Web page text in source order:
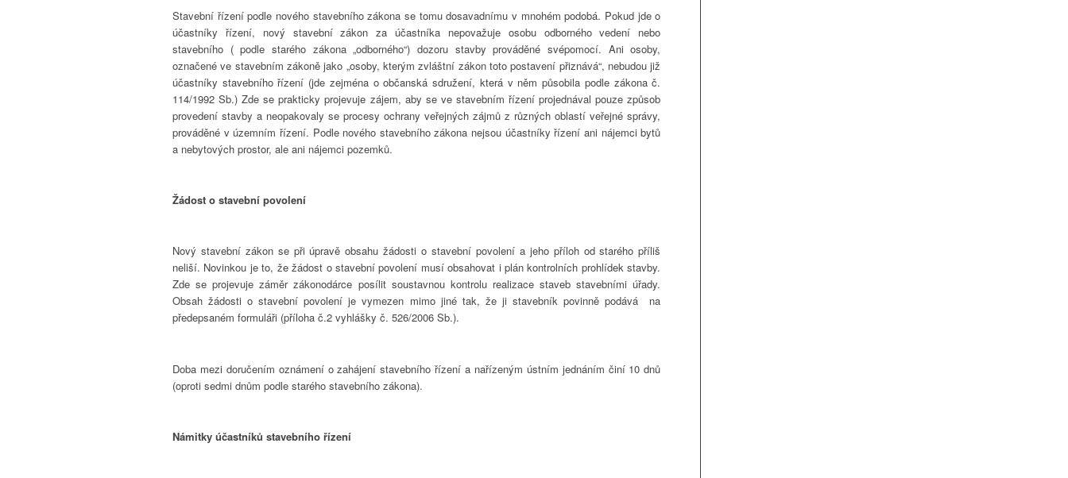
Stavební řízení podle nového stavebního zákona se tomu dosavadnímu v mnohém podobá. Pokud jde o
účastníky řízení, nový stavební zákon za účastníka nepovažuje osobu odborného vedení nebo
stavebního ( podle starého zákona „odborného“) dozoru stavby prováděné svépomocí. Ani osoby,
označené ve stavebním zákoně jako „osoby, kterým zvláštní zákon toto postavení přiznává“, nebudou již
účastníky stavebního řízení (jde zejména o občanská sdružení, která v něm působila podle zákona č.
114/1992 Sb.) Zde se prakticky projevuje zájem, aby se ve stavebním řízení projednával pouze způsob
provedení stavby a neopakovaly se procesy ochrany veřejných zájmů z různých oblastí veřejné správy,
prováděné v územním řízení. Podle nového stavebního zákona nejsou účastníky řízení ani nájemci bytů
a nebytových prostor, ale ani nájemci pozemků.
Žádost o stavební povolení
Nový stavební zákon se při úpravě obsahu žádosti o stavební povolení a jeho příloh od starého příliš
neliší. Novinkou je to, že žádost o stavební povolení musí obsahovat i plán kontrolních prohlídek stavby.
Zde se projevuje záměr zákonodárce posílit soustavnou kontrolu realizace staveb stavebními úřady.
Obsah žádosti o stavební povolení je vymezen mimo jiné tak, že ji stavebník povinně podává na
předepsaném formuláři (příloha č.2 vyhlášky č. 526/2006 Sb.).
Doba mezi doručením oznámení o zahájení stavebního řízení a nařízeným ústním jednáním činí 10 dnů
(oproti sedmi dnům podle starého stavebního zákona).
Námitky účastníků stavebního řízení